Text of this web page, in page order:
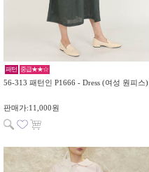
패턴 중급★★☆
56-313 패턴인 P1666 - Dress (여성 원피스)
판매가:11,000원